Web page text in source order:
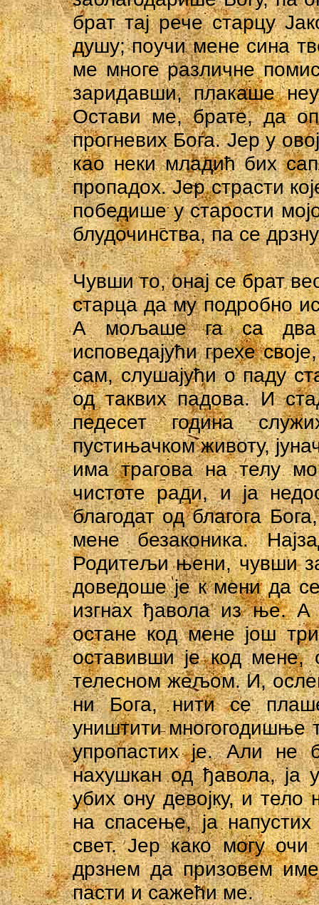
брат тај рече старцу
душу; поучи мене сина
ме многе различне
заридавши, плакаше
Остави ме, брате, да
прогневих Бога. Јер у
као неки младић бих
пропадох. Јер страсти
победише у старости
блудочинства, па се
Чувши то, онај се брат
старца да му подробно
А мољаше га са два
исповедајући грехе
сам, слушајући о паду
од таквих падова. И
педесет година
пустињачком животу,
има трагова на телу
чистоте ради, и ја
благодат од благога
мене безаконика.
Родитељи њени, чувши
доведоше је к мени да
изгнах ђавола из ње.
остане код мене још
оставивши је код мене,
телесном жељом. И,
ни Бога, нити се
уништити многогодишње
упропастих је. Али не
нахушкан од ђавола, ја
убих ону девојку, и
на спасење, ја
свет. Јер како могу
дрзнем да призовем
пасти и сажећи ме.